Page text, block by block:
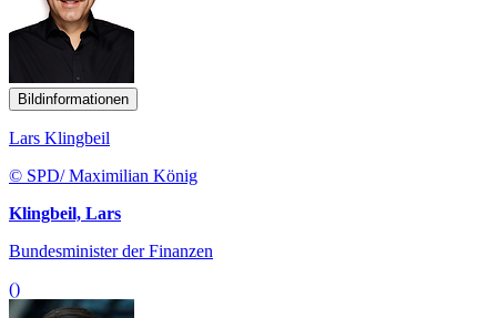
Bildinformationen
Lars Klingbeil
© SPD/ Maximilian König
Klingbeil, Lars
Bundesminister der Finanzen
()